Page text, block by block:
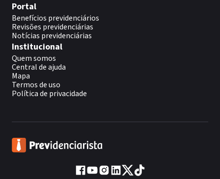
Portal
Benefícios previdenciários
Revisões previdenciárias
Notícias previdenciárias
Institucional
Quem somos
Central de ajuda
Mapa
Termos de uso
Política de privacidade